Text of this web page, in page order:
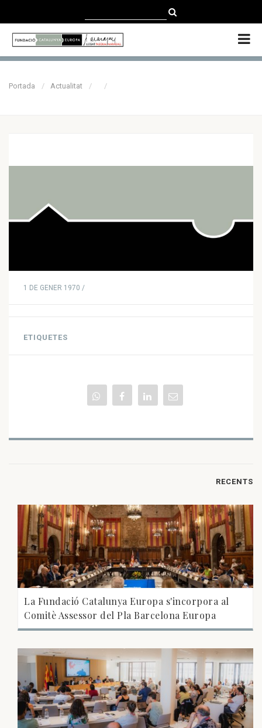
ENGLISH
Portada Actualitat
1 DE GENER 1970 /
ETIQUETES
RECENTS
La Fundació Catalunya Europa s'incorpora al
Comitè Assessor del Pla Barcelona Europa